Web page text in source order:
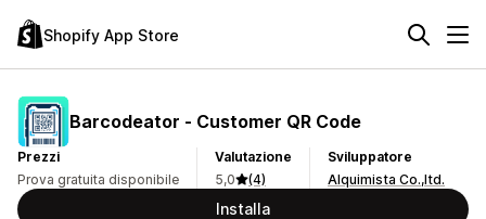
Shopify App Store
Barcodeator ‑ Customer QR Code
Prezzi
Prova gratuita disponibile
Valutazione
5,0
(4)
Sviluppatore
Alquimista Co.,ltd.
Installa